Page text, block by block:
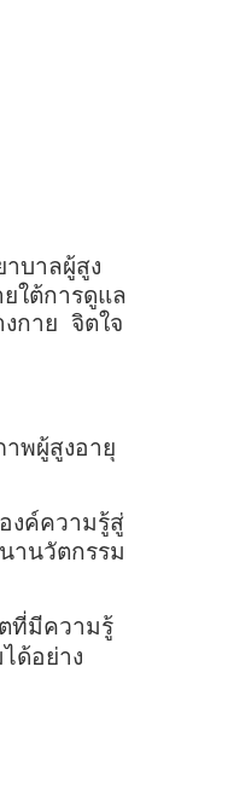
บาลผู้สูง
ใต้การดูแล
กาย จิตใจ
พผู้สูงอายุ
งค์ความรู้สู่
านวัตกรรม
ที่มีความรู้
ด้อย่าง